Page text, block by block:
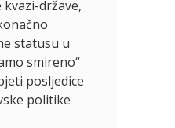
države,
statusu u
smireno“
posljedice
politike